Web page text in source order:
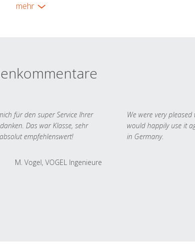
mehr
für den super Service Ihrer
Das war Klasse, sehr
empfehlenswert!
M. Vogel, VOGEL Ingenieure
We were very
would happily use it
in Germany.